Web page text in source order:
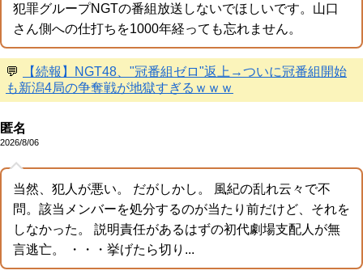
犯罪グループNGTの番組放送しないでほしいです。山口
さん側への仕打ちを1000年経っても忘れません。
💬
【続報】NGT48、"冠番組ゼロ"返上→ついに冠番組開始
も新潟4局の争奪戦が地獄すぎるｗｗｗ
匿名
2026/8/06
当然、犯人が悪い。 だがしかし。 風紀の乱れ云々で不
問。該当メンバーを処分するのが当たり前だけど、それを
しなかった。 説明責任があるはずの初代劇場支配人が無
言逃亡。 ・・・挙げたら切り...